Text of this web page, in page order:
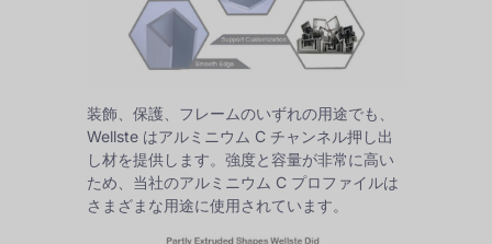
装飾、保護、フレームのいずれの用途でも、
Wellste はアルミニウム C チャンネル押し出
し材を提供します。強度と容量が非常に高い
ため、当社のアルミニウム C プロファイルは
さまざまな用途に使用されています。